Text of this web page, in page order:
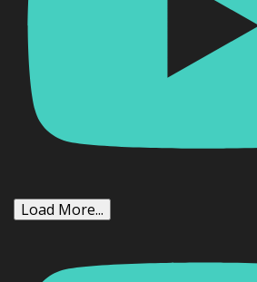
Load More...